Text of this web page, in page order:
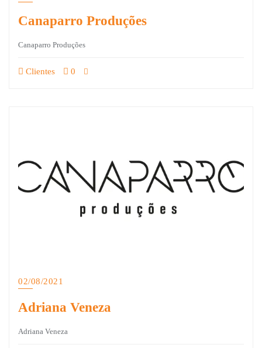
Canaparro Produções
Canaparro Produções
Clientes 0
02/08/2021
Adriana Veneza
Adriana Veneza